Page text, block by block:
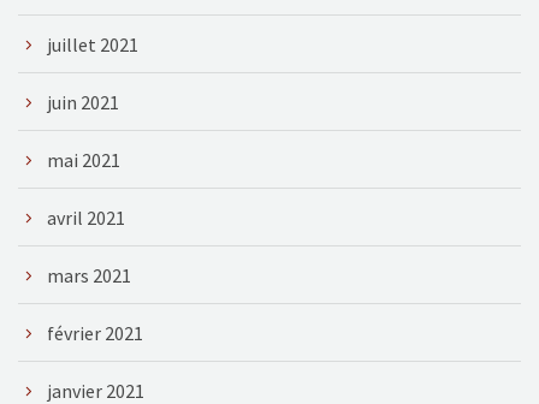
juillet 2021
juin 2021
mai 2021
avril 2021
mars 2021
février 2021
janvier 2021